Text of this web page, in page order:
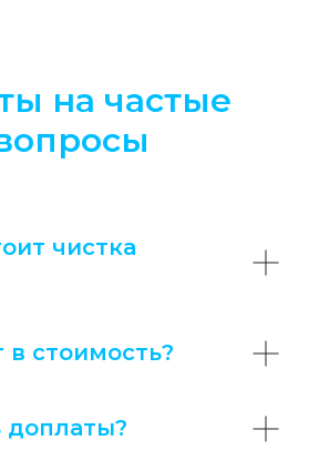
на частые
чистка
в стоимость?
доплаты?